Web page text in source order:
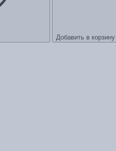
Добавить в корзину